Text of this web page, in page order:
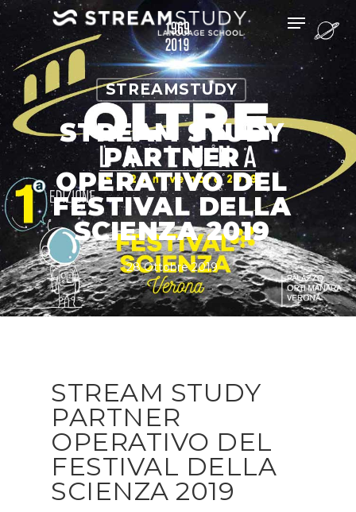
STREAMSTUDY
STREAM STUDY
PARTNER
OPERATIVO DEL
FESTIVAL DELLA
SCIENZA 2019
28 Ottobre 2019
STREAM STUDY
PARTNER
OPERATIVO DEL
FESTIVAL DELLA
SCIENZA 2019